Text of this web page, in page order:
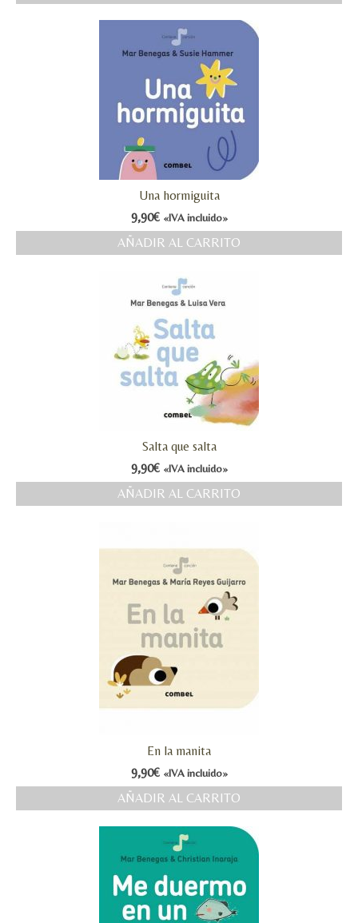
Una hormiguita
9,90€ «IVA incluido»
AÑADIR AL CARRITO
Salta que salta
9,90€ «IVA incluido»
AÑADIR AL CARRITO
En la manita
9,90€ «IVA incluido»
AÑADIR AL CARRITO